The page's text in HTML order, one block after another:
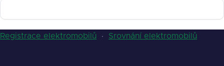
Registrace elektromobilů · Srovnání elektromobilů